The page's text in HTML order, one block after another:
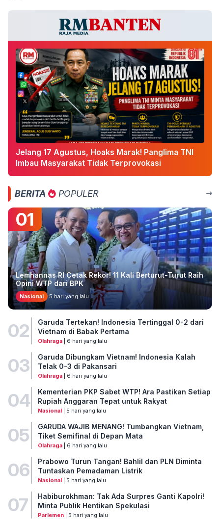
Jelang 17 Agustus, Hoaks Marak! Panglima TNI
Imbau Masyarakat Tidak Terprovokasi
BERITA POPULER
01
Lemhannas RI Cetak Rekor! 11 Kali Berturut-Turut Raih
Opini WTP dari BPK
Nasional 5 hari yang lalu
02
Garuda Tertekan! Indonesia Tertinggal 0-2 dari
Vietnam di Babak Pertama
Olahraga| 6 hari yang lalu
03
Garuda Dibungkam Vietnam! Indonesia Kalah
Telak 0-3 di Pakansari
Olahraga| 6 hari yang lalu
04
Kementerian PKP Sabet WTP! Ara Pastikan Setiap
Rupiah Anggaran Tepat untuk Rakyat
Nasional| 5 hari yang lalu
05
GARUDA WAJIB MENANG! Tumbangkan Vietnam,
Tiket Semifinal di Depan Mata
Olahraga| 6 hari yang lalu
06
Prabowo Turun Tangan! Bahlil dan PLN Diminta
Tuntaskan Pemadaman Listrik
Nasional| 5 hari yang lalu
07
Habiburokhman: Tak Ada Surpres Ganti Kapolri!
Minta Publik Hentikan Spekulasi
Parlemen| 5 hari yang lalu